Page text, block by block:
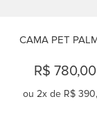
CAMA PET
R$ 780,00
ou 2x de R$